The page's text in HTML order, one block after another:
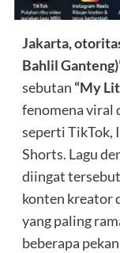
Jakarta,
Bahlil
sebutan “My
fenomena viral
seperti TikTok,
Shorts. Lagu
diingat
konten kreator
yang paling
beberapa